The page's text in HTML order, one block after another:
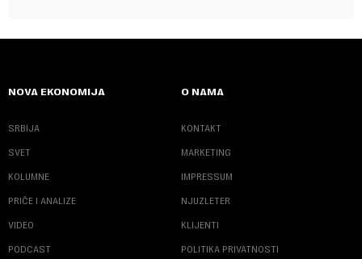
NOVA EKONOMIJA
SRBIJA
SVET
KOLUMNE
PRIČE I ANALIZE
VIDEO
PODCAST
O NAMA
KONTAKT
MARKETING
IMPRESSUM
NJUZLETER
KLIJENTI
POLITIKA PRIVATNOSTI